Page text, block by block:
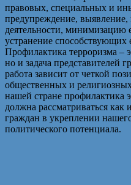
правовых, специальных и
предупреждение, выявление,
деятельности, минимизацию
устранение
Профилактика терроризма –
но и задача представителей
работа зависит от четкой
общественных и
нашей стране профилактика
должна рассматриваться
граждан в укреплении
политического потенциала.